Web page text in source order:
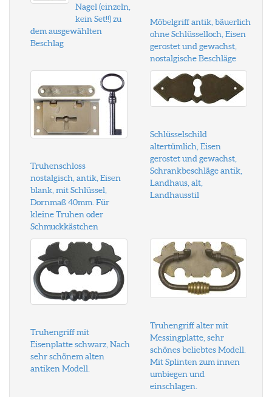
Nagel (einzeln,
kein Set!!) zu
dem ausgewählten
Beschlag
Möbelgriff antik, bäuerlich
ohne Schlüsselloch, Eisen
gerostet und gewachst,
nostalgische Beschläge
Truhenschloss
nostalgisch, antik, Eisen
blank, mit Schlüssel,
Dornmaß 40mm. Für
kleine Truhen oder
Schmuckkästchen
Schlüsselschild
altertümlich, Eisen
gerostet und gewachst,
Schrankbeschläge antik,
Landhaus, alt,
Landhausstil
Truhengriff mit
Eisenplatte schwarz, Nach
sehr schönem alten
antiken Modell.
Truhengriff alter mit
Messingplatte, sehr
schönes beliebtes Modell.
Mit Splinten zum innen
umbiegen und
einschlagen.